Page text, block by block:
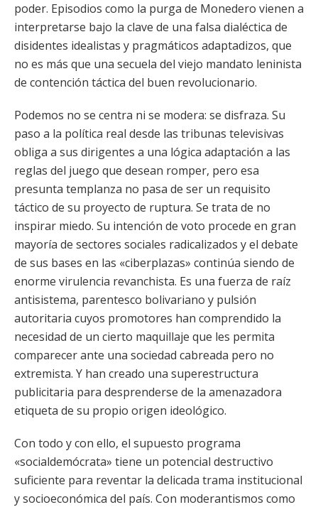
poder. Episodios como la purga de Monedero vienen a
interpretarse bajo la clave de una falsa dialéctica de
disidentes idealistas y pragmáticos adaptadizos, que
no es más que una secuela del viejo mandato leninista
de contención táctica del buen revolucionario.
Podemos no se centra ni se modera: se disfraza. Su
paso a la política real desde las tribunas televisivas
obliga a sus dirigentes a una lógica adaptación a las
reglas del juego que desean romper, pero esa
presunta templanza no pasa de ser un requisito
táctico de su proyecto de ruptura. Se trata de no
inspirar miedo. Su intención de voto procede en gran
mayoría de sectores sociales radicalizados y el debate
de sus bases en las «ciberplazas» continúa siendo de
enorme virulencia revanchista. Es una fuerza de raíz
antisistema, parentesco bolivariano y pulsión
autoritaria cuyos promotores han comprendido la
necesidad de un cierto maquillaje que les permita
comparecer ante una sociedad cabreada pero no
extremista. Y han creado una superestructura
publicitaria para desprenderse de la amenazadora
etiqueta de su propio origen ideológico.
Con todo y con ello, el supuesto programa
«socialdemócrata» tiene un potencial destructivo
suficiente para reventar la delicada trama institucional
y socioeconómica del país. Con moderantismos como